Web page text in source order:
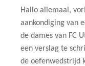
Hallo allemaal,
aankondiging van
de dames van FC
een verslag te
de oefenwedstrijd